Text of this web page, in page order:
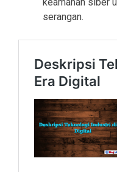
serangan.